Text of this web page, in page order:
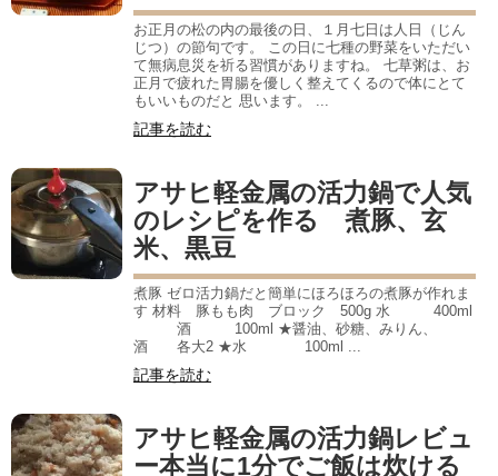
お正月の松の内の最後の日、１月七日は人日（じん
じつ）の節句です。 この日に七種の野菜をいただい
て無病息災を祈る習慣がありますね。 七草粥は、お
正月で疲れた胃腸を優しく整えてくるので体にとて
もいいものだと 思います。 ...
記事を読む
アサヒ軽金属の活力鍋で人気
のレシピを作る 煮豚、玄
米、黒豆
煮豚 ゼロ活力鍋だと簡単にほろほろの煮豚が作れま
す 材料 豚もも肉 ブロック 500g 水 400ml
酒 100ml ★醤油、砂糖、みりん、
酒 各大2 ★水 100ml ...
記事を読む
アサヒ軽金属の活力鍋レビュ
ー本当に1分でご飯は炊ける